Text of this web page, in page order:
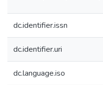
dc.identifier.issn
dc.identifier.uri
dc.language.iso